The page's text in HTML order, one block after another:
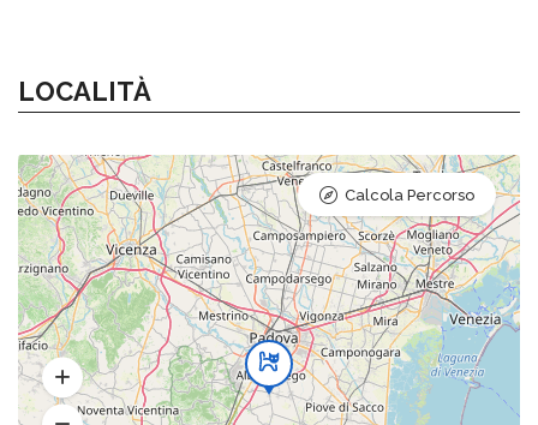
LOCALITÀ
Calcola Percorso